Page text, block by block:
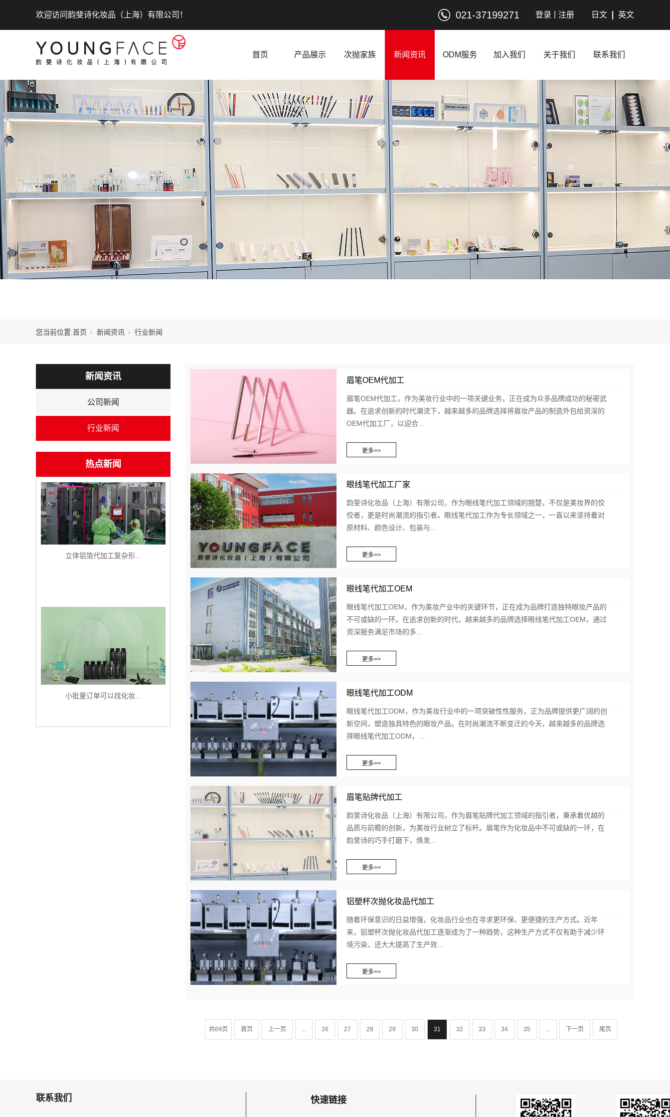
欢迎访问韵斐诗化妆品（上海）有限公司！ 登录 注册
021-37199271 英文
日文
首页 产品展示 次抛家族 新闻资讯 ODM服务 加入我们 关于我们 联系我们
您当前位置:首页 新闻资讯 行业新闻
新闻资讯
公司新闻
行业新闻
热点新闻
立体铝箔代加工复杂形...
小批量订单可以找化妆...
眉笔OEM代加工
眉笔OEM代加工，作为美妆行业中的一项关键业务，正在成为众多品牌成功的秘密武
器。在追求创新的时代潮流下，越来越多的品牌选择将眉妆产品的制造外包给资深的
OEM代加工厂，以迎合...
眼线笔代加工厂家
韵斐诗化妆品（上海）有限公司，作为眼线笔代加工领域的翘楚，不仅是美妆界的佼
佼者，更是时尚潮流的指引者。眼线笔代加工作为专长领域之一，一直以来坚持着对
原材料、颜色设计、包装与...
眼线笔代加工OEM
眼线笔代加工OEM，作为美妆产业中的关键环节，正在成为品牌打造独特眼妆产品的
不可或缺的一环。在追求创新的时代，越来越多的品牌选择眼线笔代加工OEM，通过
资深服务满足市场的多...
眼线笔代加工ODM
眼线笔代加工ODM，作为美妆行业中的一项突破性性服务，正为品牌提供更广阔的创
新空间，塑造独具特色的眼妆产品。在时尚潮流不断变迁的今天，越来越多的品牌选
择眼线笔代加工ODM，...
眉笔贴牌代加工
韵斐诗化妆品（上海）有限公司，作为眉笔贴牌代加工领域的指引者，秉承着优越的
品质与前瞻的创新，为美妆行业树立了标杆。眉笔作为化妆品中不可或缺的一环，在
韵斐诗的巧手打磨下，焕发...
铝塑杯次抛化妆品代加工
随着环保意识的日益增强，化妆品行业也在寻求更环保、更便捷的生产方式。近年
来，铝塑杯次抛化妆品代加工逐渐成为了一种趋势，这种生产方式不仅有助于减少环
境污染，还大大提高了生产效...
共69页 首页 上一页 ... 26 27 28 29 30 31 32 33 34 35 ... 下一页 尾页
联系我们 快速链接